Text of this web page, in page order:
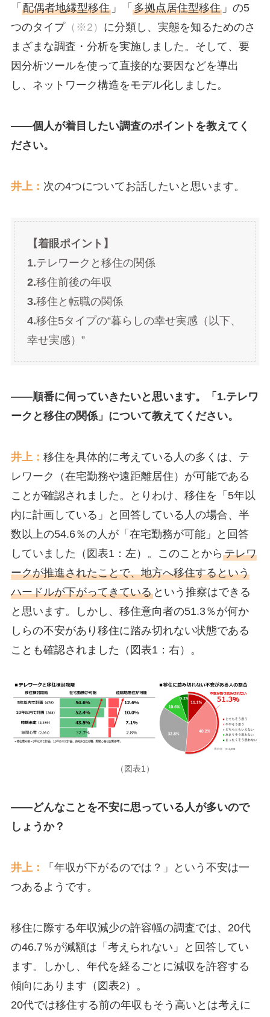
「 配偶者地縁型移住」「 多拠点居住型移住」の5
つのタイプ（※2） に分類し、実態を知るためのさ
まざまな調査・分析を実施しました。そして、要
因分析ツールを使って直接的な要因などを導出
し、ネットワーク構造をモデル化しました。
――個人が着目したい調査のポイントを教えてく
ださい。
井上： 次の4つについてお話したいと思います。
【着眼ポイント】
1.テレワークと移住の関係
2.移住前後の年収
3.移住と転職の関係
4.移住5タイプの“暮らしの幸せ実感（以下、
幸せ実感）”
――順番に伺っていきたいと思います。「1.テレワ
ークと移住の関係」について教えてください。
井上： 移住を具体的に考えている人の多くは、テ
レワーク（在宅勤務や遠距離居住）が可能である
ことが確認されました。とりわけ、移住を「5年以
内に計画している」と回答している人の場合、半
数以上の54.6％の人が「在宅勤務が可能」と回答
していました（図表1：左）。このことから テレワ
ークが推進されたことで、地方へ移住するという
ハードルが下がってきているという推察はできる
と思います。しかし、移住意向者の51.3％が何か
しらの不安があり移住に踏み切れない状態である
ことも確認されました（図表1：右）。
（図表1）
――どんなことを不安に思っている人が多いので
しょうか？
井上：
「年収が下がるのでは？」という不安は一
つあるようです。
移住に際する年収減少の許容幅の調査では、20代
の46.7％が減額は「考えられない」と回答してい
ます。しかし、年代を経るごとに減収を許容する
傾向にあります（図表2）。
20代では移住する前の年収もそう高いとは考えに